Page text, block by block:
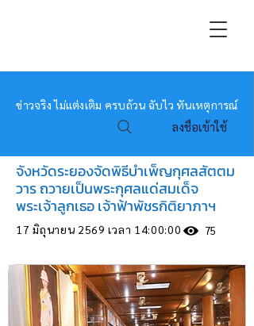
หมอข่าว
ข่าวจริง ไม่แต่งเติม ครบถ้วน ฉับไว ทันเหตุการณ์
ลงชื่อเข้าใช้
จังหวัดระยองจัดพิธีบำเพ็ญกุศลสัตตม
วาร ถวายเป็นพระกุศลแด่สมเด็จ
พระเจ้าลูกเธอ เจ้าฟ้าพัชรกิติยาภาฯ
17 มิถุนายน 2569 เวลา 14:00:00 75